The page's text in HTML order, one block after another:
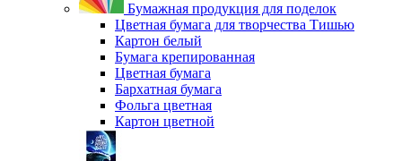
Бумажная продукция для поделок
Цветная бумага для творчества Тишью
Картон белый
Бумага крепированная
Цветная бумага
Бархатная бумага
Фольга цветная
Картон цветной